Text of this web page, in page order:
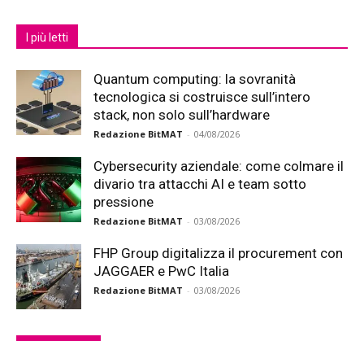
I più letti
Quantum computing: la sovranità
tecnologica si costruisce sull’intero
stack, non solo sull’hardware
Redazione BitMAT - 04/08/2026
Cybersecurity aziendale: come colmare il
divario tra attacchi AI e team sotto
pressione
Redazione BitMAT - 03/08/2026
FHP Group digitalizza il procurement con
JAGGAER e PwC Italia
Redazione BitMAT - 03/08/2026